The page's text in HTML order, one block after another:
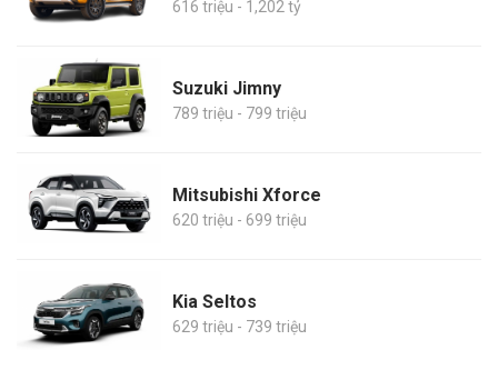
616 triệu - 1,202 tỷ
Suzuki Jimny
789 triệu - 799 triệu
Mitsubishi Xforce
620 triệu - 699 triệu
Kia Seltos
629 triệu - 739 triệu